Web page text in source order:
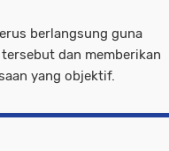
berlangsung guna
dan memberikan
yang objektif.